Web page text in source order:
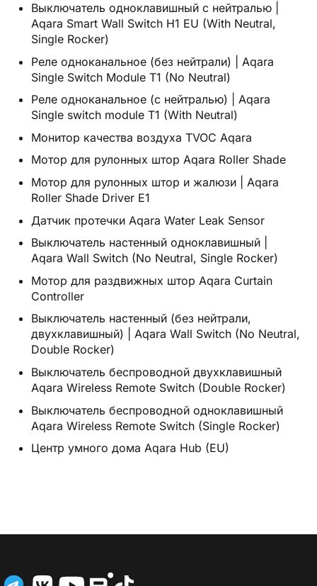
Выключатель одноклавишный с нейтралью |
Aqara Smart Wall Switch H1 EU (With Neutral,
Single Rocker)
Реле одноканальное (без нейтрали) | Aqara
Single Switch Module T1 (No Neutral)
Реле одноканальное (с нейтралью) | Aqara
Single switch module T1 (With Neutral)
Монитор качества воздуха TVOC Aqara
Мотор для рулонных штор Aqara Roller Shade
Мотор для рулонных штор и жалюзи | Aqara
Roller Shade Driver E1
Датчик протечки Aqara Water Leak Sensor
Выключатель настенный одноклавишный |
Aqara Wall Switch (No Neutral, Single Rocker)
Мотор для раздвижных штор Aqara Curtain
Controller
Выключатель настенный (без нейтрали,
двухклавишный) | Aqara Wall Switch (No Neutral,
Double Rocker)
Выключатель беспроводной двухклавишный
Aqara Wireless Remote Switch (Double Rocker)
Выключатель беспроводной одноклавишный
Aqara Wireless Remote Switch (Single Rocker)
Центр умного дома Aqara Hub (EU)